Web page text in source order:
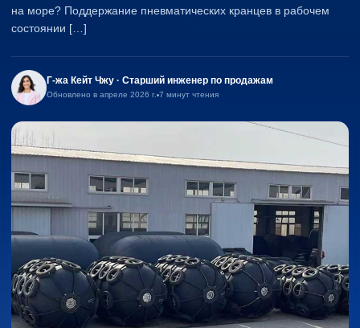
на море? Поддержание пневматических кранцев в рабочем
состоянии […]
Г-жа Кейт Чжу · Старший инженер по продажам
Обновлено в апреле 2026 г. 7 минут чтения